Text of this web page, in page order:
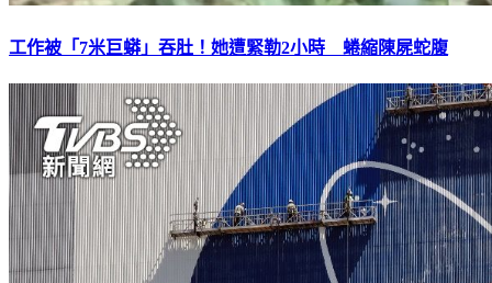
工作被「7米巨蟒」吞肚！她遭緊勒2小時 蜷縮陳屍蛇腹